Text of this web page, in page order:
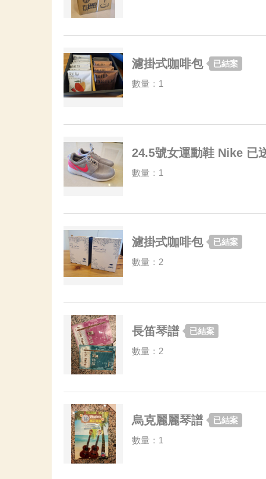
濾掛式咖啡包 已結案
數量：1
24.5號女運動鞋 Nike 已
數量：1
濾掛式咖啡包 已結案
數量：2
長笛琴譜 已結案
數量：2
烏克麗麗琴譜 已結案
數量：1